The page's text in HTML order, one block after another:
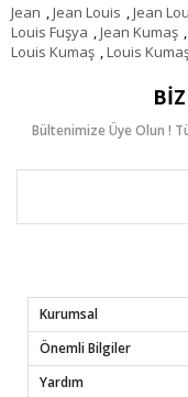
Jean ,Jean Louis ,Jean
Louis Fuşya ,Jean Kumaş ,
Louis Kumaş ,Louis
Bültenimize Üye Olun !
Kurumsal
Önemli Bilgiler
Yardım